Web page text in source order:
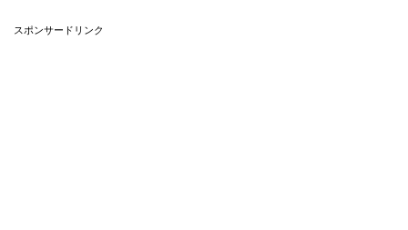
スポンサードリンク